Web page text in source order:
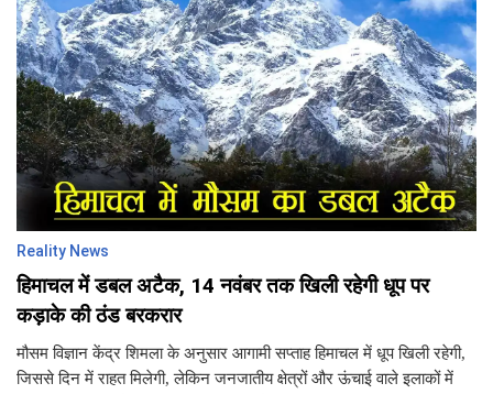
Reality News
हिमाचल में डबल अटैक, 14 नवंबर तक खिली रहेगी धूप पर
कड़ाके की ठंड बरकरार
मौसम विज्ञान केंद्र शिमला के अनुसार आगामी सप्ताह हिमाचल में धूप खिली रहेगी,
जिससे दिन में राहत मिलेगी, लेकिन जनजातीय क्षेत्रों और ऊंचाई वाले इलाकों में